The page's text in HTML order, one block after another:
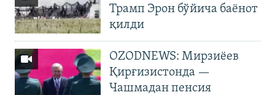
Трамп Эрон бўйича баёнот
қилди
OZODNEWS: Мирзиёев
Қирғизистонда —
Чашмадан пенсия